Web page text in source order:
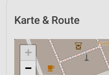
Karte & Route
+
−